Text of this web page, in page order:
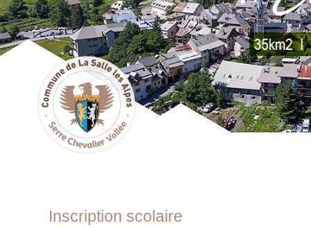
Inscription scolaire